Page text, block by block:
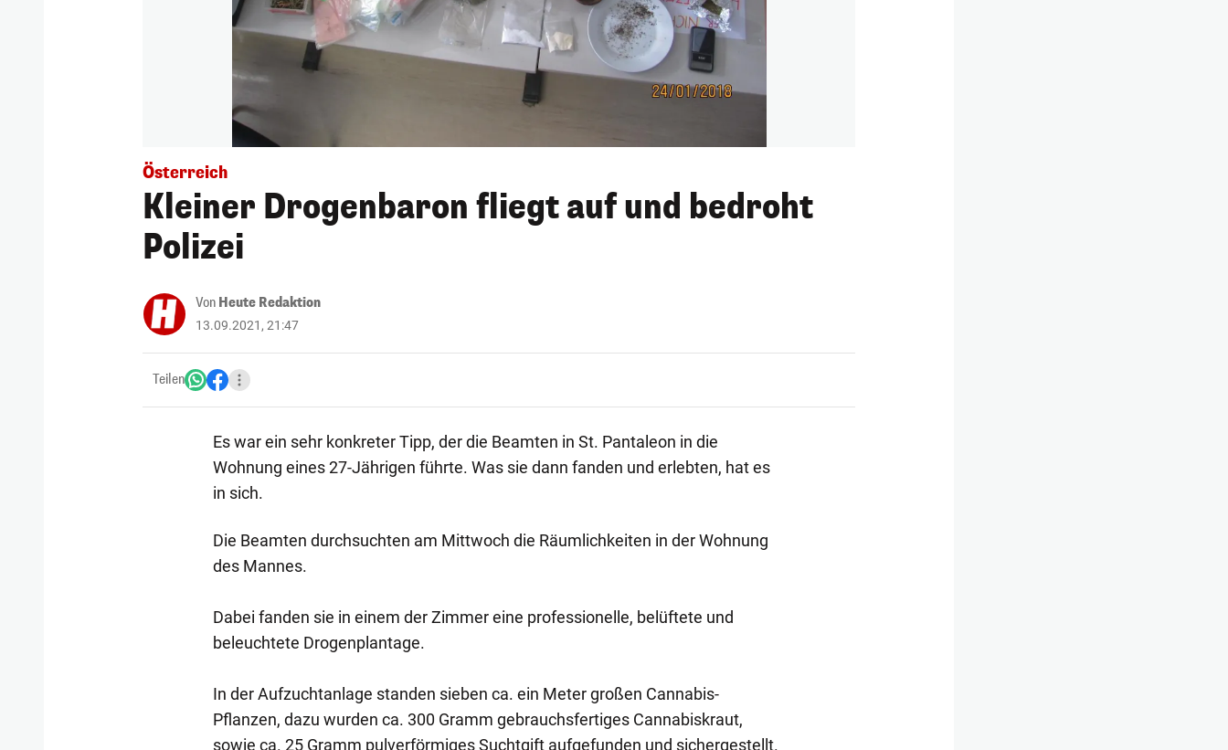
Österreich
Kleiner Drogenbaron fliegt auf und bedroht
Polizei
Von Heute Redaktion
13.09.2021, 21:47
Teilen
Es war ein sehr konkreter Tipp, der die Beamten in St. Pantaleon in die
Wohnung eines 27-Jährigen führte. Was sie dann fanden und erlebten, hat es
in sich.
Die Beamten durchsuchten am Mittwoch die Räumlichkeiten in der Wohnung
des Mannes.
Dabei fanden sie in einem der Zimmer eine professionelle, belüftete und
beleuchtete Drogenplantage.
In der Aufzuchtanlage standen sieben ca. ein Meter großen Cannabis-
Pflanzen, dazu wurden ca. 300 Gramm gebrauchsfertiges Cannabiskraut,
sowie ca. 25 Gramm pulverförmiges Suchtgift aufgefunden und sichergestellt.